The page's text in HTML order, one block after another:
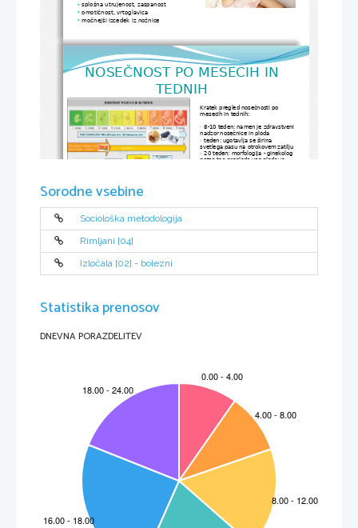
splošna utrujenost, zaspanost
• omotičnost, vrtoglavica
• močnejši izcedek iz nožnice
NOSEČNOST PO MESECIH IN
TEDNIH
Kratek pregled nosečnosti po
mesecih in tednih:
 8-10 teden: namen je zdravstveni
nadzor nosečnice in ploda
 teden: ugotavlja se širina
svetlega pasu na otrokovem zatilju
 20 teden: morfologija - ginekolog
natančno pregleda vse plodove
ki prikaže bitje srca otroka in beleži
1. TROMESEČJE
5. Gestacijska vrečka
velikosti 4,7 mm.
sluznice in bodoče
posteljice.
14. Vidni sta obe  očesni orbiti.
Sorodne vsebine
Sociološka metodologija
Rimljani [04]
Izločala [02] - bolezni
Statistika prenosov
DNEVNA PORAZDELITEV